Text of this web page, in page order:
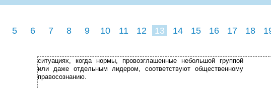
5 6 7 8 9 10 11 12 13 14 15 16 17 18
ситуациях, когда нормы, провозглашенные небольшой группой
или даже отдельным лидером, соответствуют общественному
правосознанию.